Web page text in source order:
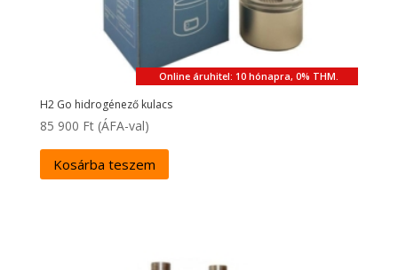
Online áruhitel: 10 hónapra, 0% THM.
H2 Go hidrogénező kulacs
85 900 Ft (ÁFA-val)
Kosárba teszem